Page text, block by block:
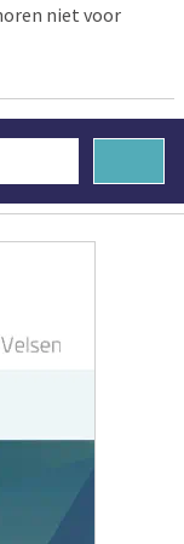
niet voor